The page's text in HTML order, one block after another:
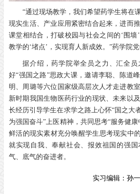
“通过现场教学，我们希望药学生将在
现实生活、产业应用紧密结合起来，进而
课堂相结合，打破校园与社会之间的‘围墙
教学的‘堵点’，实现育人新成效。”药学院
据介绍，药学院举全员之力、汇全
好“强国之路”思政大课，邀请李聪、陈道
明、周璐等六位国家级高层次人才走进教
新时期我国生物医药行业的现状、未来以
长经历引导学生在求学之路上心怀“国之大
为强国奋斗”上医精神，共同思考“服务健
鲜活的现实素材充分唤醒学生思考现实中
就实现自我、奉献社会、报效祖国的强
气、底气的奋进者。
实习编辑： 孙